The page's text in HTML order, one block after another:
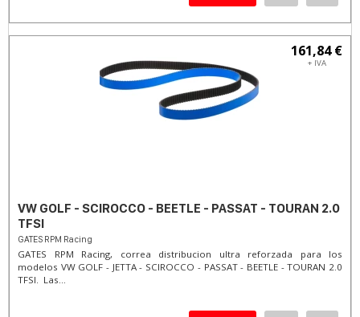
161,84 €
+ IVA
VW GOLF - SCIROCCO - BEETLE - PASSAT - TOURAN 2.0
TFSI
GATES RPM Racing
GATES RPM Racing, correa distribucion ultra reforzada para los
modelos VW GOLF - JETTA - SCIROCCO - PASSAT - BEETLE - TOURAN 2.0
TFSI. Las...